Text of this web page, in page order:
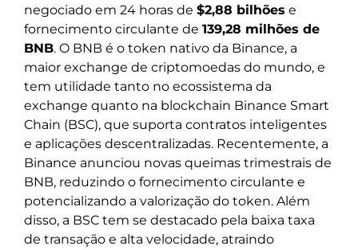
negociado em 24 horas de $2,88 bilhões e
fornecimento circulante de 139,28 milhões de
BNB. O BNB é o token nativo da Binance, a
maior exchange de criptomoedas do mundo, e
tem utilidade tanto no ecossistema da
exchange quanto na blockchain Binance Smart
Chain (BSC), que suporta contratos inteligentes
e aplicações descentralizadas. Recentemente, a
Binance anunciou novas queimas trimestrais de
BNB, reduzindo o fornecimento circulante e
potencializando a valorização do token. Além
disso, a BSC tem se destacado pela baixa taxa
de transação e alta velocidade, atraindo